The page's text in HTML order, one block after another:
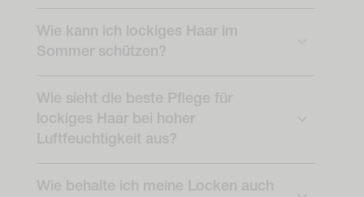
Wie kann ich lockiges Haar im
Sommer schützen?
Wie sieht die beste Pflege für
lockiges Haar bei hoher
Luftfeuchtigkeit aus?
Wie behalte ich meine Locken auch